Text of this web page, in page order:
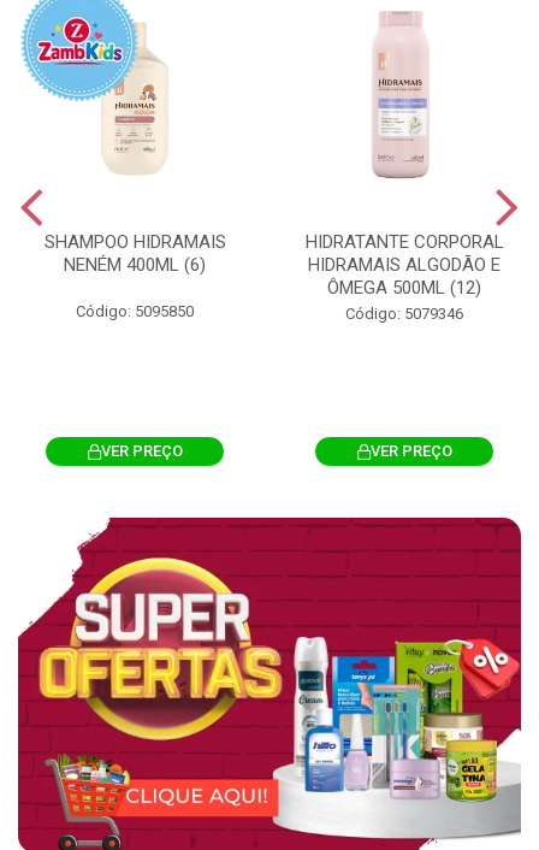
SHAMPOO HIDRAMAIS
NENÉM 400ML (6)
Código: 5095850
VER PREÇO
HIDRATANTE CORPORAL
HIDRAMAIS ALGODÃO E
ÔMEGA 500ML (12)
Código: 5079346
VER PREÇO